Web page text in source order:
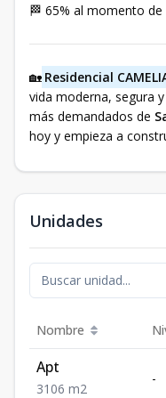
🏁 65% al momento de
🏡 Residencial
vida moderna, segura
más demandados de
hoy y empieza a
Unidades
Nombre
Apt
3106 m2
-